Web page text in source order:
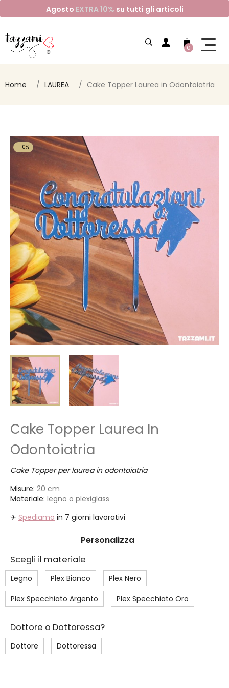
Agosto EXTRA 10% su tutti gli articoli
0
Home LAUREA Cake Topper Laurea in Odontoiatria
-10%
Cake Topper Laurea In
Odontoiatria
Cake Topper per laurea in odontoiatria
Misure: 20 cm
Materiale: legno o plexiglass
✈ Spediamo in 7 giorni lavorativi
Personalizza
Scegli il materiale
Legno Plex Bianco
Plex Nero
Plex Specchiato Argento
Plex Specchiato Oro
Dottore o Dottoressa?
Dottore Dottoressa